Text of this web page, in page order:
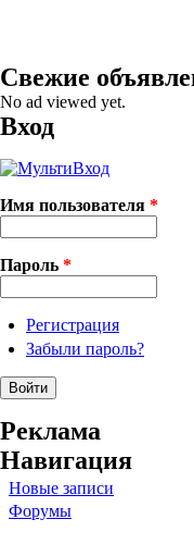
Свежие
No ad viewed yet.
Вход
Имя пользователя *
Пароль *
Регистрация
Забыли пароль?
Реклама
Навигация
Новые записи
Форумы